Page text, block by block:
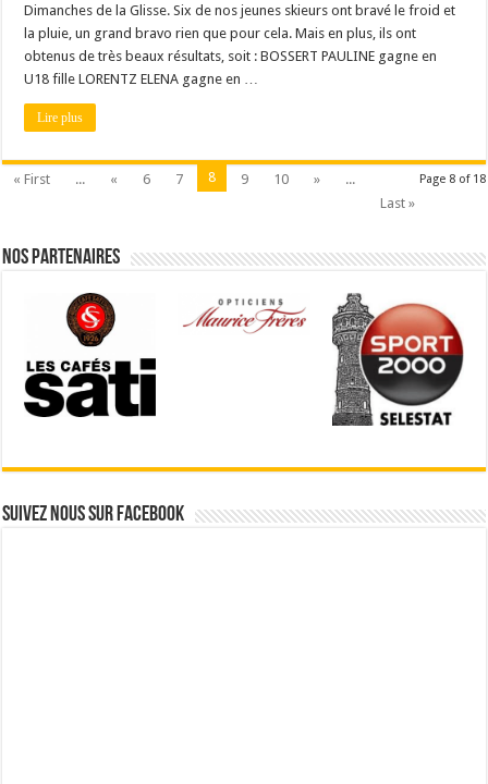
Dimanches de la Glisse. Six de nos jeunes skieurs ont bravé le froid et
la pluie, un grand bravo rien que pour cela. Mais en plus, ils ont
obtenus de très beaux résultats, soit : BOSSERT PAULINE gagne en
U18 fille LORENTZ ELENA gagne en …
Lire plus
Page 8 of 18
« First ... « 6 7 8 9 10 »
...
Last »
Nos partenaires
Suivez nous sur Facebook